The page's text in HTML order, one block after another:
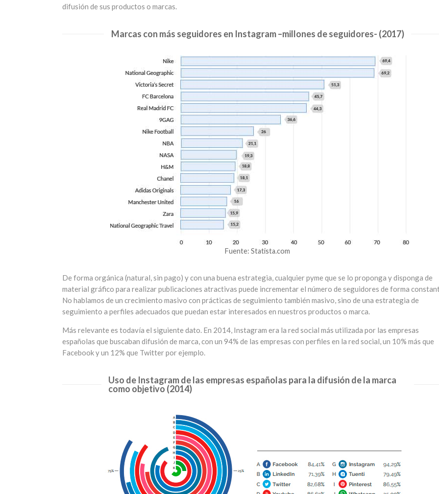
difusión de sus productos o marcas.
Marcas con más seguidores en Instagram –millones de seguidores- (2017)
Fuente: Statista.com
De forma orgánica (natural, sin pago) y con una buena estrategia, cualquier pyme que se lo proponga y disponga de
material gráfico para realizar publicaciones atractivas puede incrementar el número de seguidores de forma
No hablamos de un crecimiento masivo con prácticas de seguimiento también masivo, sino de una estrategia de
seguimiento a perfiles adecuados que puedan estar interesados en nuestros productos o marca.
Más relevante es todavía el siguiente dato. En 2014, Instagram era la red social más utilizada por las empresas
españolas que buscaban difusión de marca, con un 94% de las empresas con perfiles en la red social, un 10% más que
Facebook y un 12% que Twitter por ejemplo.
Uso de Instagram de las empresas españolas para la difusión de la marca
como objetivo (2014)